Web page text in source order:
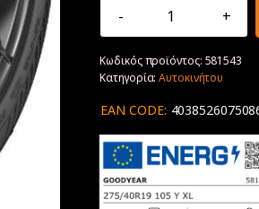
275/40R19
Goodyear
Eagle
Asymmetric
6
Ev
ποσότητα
Κωδικός προϊόντος: 581543
Κατηγορία:Αυτοκινήτου
EAN CODE: